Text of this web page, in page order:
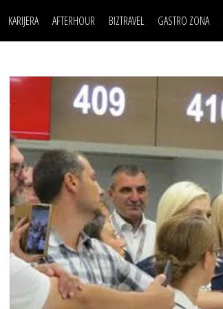
KARIJERA
LJUDI (HR)
USAVRŠAVANJE
KNOW-HOW
AFTERHOUR
KNJIGE
AUTO SVET
STIL
WELLBEING
BIZTRAVEL GASTRO ZONA
POSAO
MOJ UGAO
USAVRŠAVANJE
FILM I SCENA
AUTO SVET
STIL
WELLBEING